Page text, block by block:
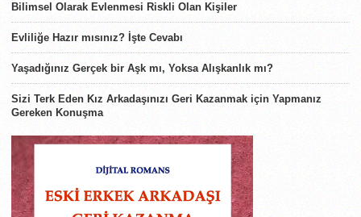
Bilimsel Olarak Evlenmesi Riskli Olan Kişiler
Evliliğe Hazır mısınız? İşte Cevabı
Yaşadığınız Gerçek bir Aşk mı, Yoksa Alışkanlık mı?
Sizi Terk Eden Kız Arkadaşınızı Geri Kazanmak için Yapmanız
Gereken Konuşma